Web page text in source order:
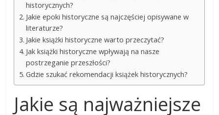
historycznych?
Jakie epoki historyczne są najczęściej opisywane w
literaturze?
Jakie książki historyczne warto przeczytać?
Jak książki historyczne wpływają na nasze
postrzeganie przeszłości?
Gdzie szukać rekomendacji książek historycznych?
Jakie są najważniejsze